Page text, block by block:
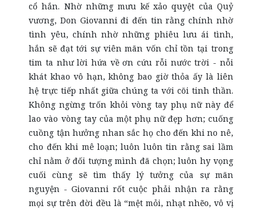
cổ hắn. Nhờ những mưu kế xảo quyệt của Quỷ
vương, Don Giovanni đi đến tin rằng chính nhờ
tình yêu, chính nhờ những phiêu lưu ái tình,
hắn sẽ đạt tới sự viên mãn vốn chỉ tồn tại trong
tim ta như lời hứa về ơn cứu rỗi nước trời - nỗi
khát khao vô hạn, không bao giờ thỏa ấy là liên
hệ trực tiếp nhất giữa chúng ta với cõi tinh thần.
Không ngừng trốn khỏi vòng tay phụ nữ này để
lao vào vòng tay của một phụ nữ đẹp hơn; cuống
cuồng tận hưởng nhan sắc họ cho đến khi no nê,
cho đến khi mê loạn; luôn luôn tin rằng sai lầm
chỉ nằm ở đối tượng mình đã chọn; luôn hy vọng
cuối cùng sẽ tìm thấy lý tưởng của sự mãn
nguyện - Giovanni rốt cuộc phải nhận ra rằng
mọi sự trên đời đều là “mệt mỏi, nhạt nhẽo, vô vị